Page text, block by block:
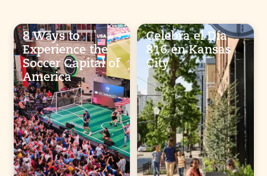
8 Ways to
Experience the
Soccer Capital of
America
Celebra el Día
816 en Kansas
City